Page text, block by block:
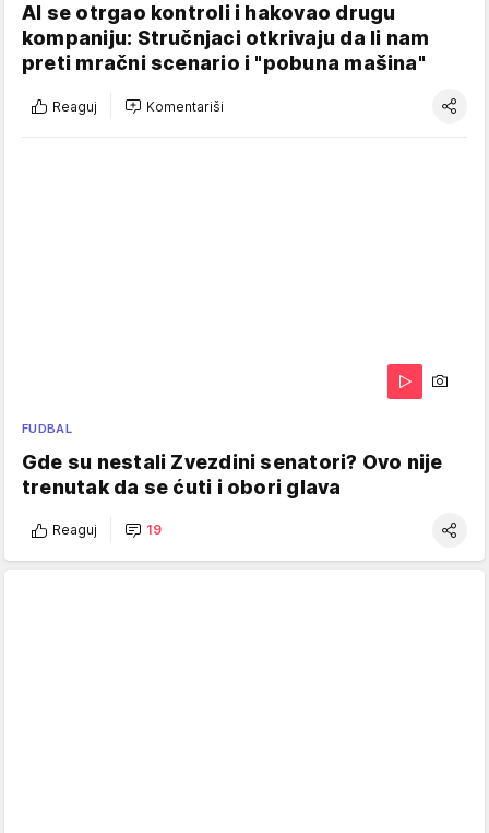
AI se otrgao kontroli i hakovao drugu
kompaniju: Stručnjaci otkrivaju da li nam
preti mračni scenario i "pobuna mašina"
Reaguj Komentariši
FUDBAL
Gde su nestali Zvezdini senatori? Ovo nije
trenutak da se ćuti i obori glava
Reaguj 19